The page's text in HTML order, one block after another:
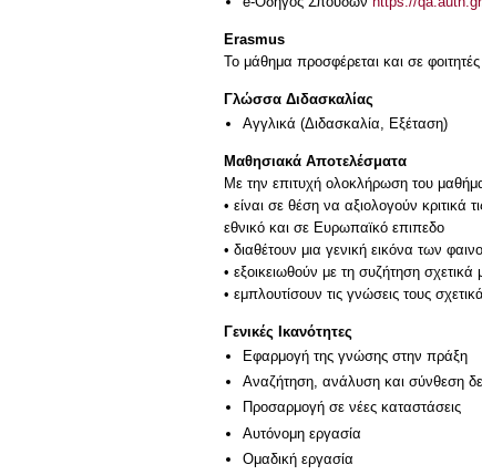
Erasmus
Το μάθημα προσφέρεται και σε
Γλώσσα Διδασκαλίας
Αγγλικά (Διδασκαλία, Εξέταση)
Μαθησιακά Αποτελέσματα
Με την επιτυχή ολοκλήρωση του
• είναι σε θέση να αξιολογούν κριτικά
εθνικό και σε Ευρωπαϊκό επιπεδο
• διαθέτουν μια γενική εικόνα των
• εξοικειωθούν με τη συζήτηση
• εμπλουτίσουν τις γνώσεις τους
Γενικές Ικανότητες
Εφαρμογή της γνώσης στην πράξη
Αναζήτηση, ανάλυση και σύνθεση
Προσαρμογή σε νέες καταστάσεις
Αυτόνομη εργασία
Ομαδική εργασία